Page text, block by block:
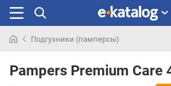
раньше
Подгузники (памперсы)
Pampers Premium Care